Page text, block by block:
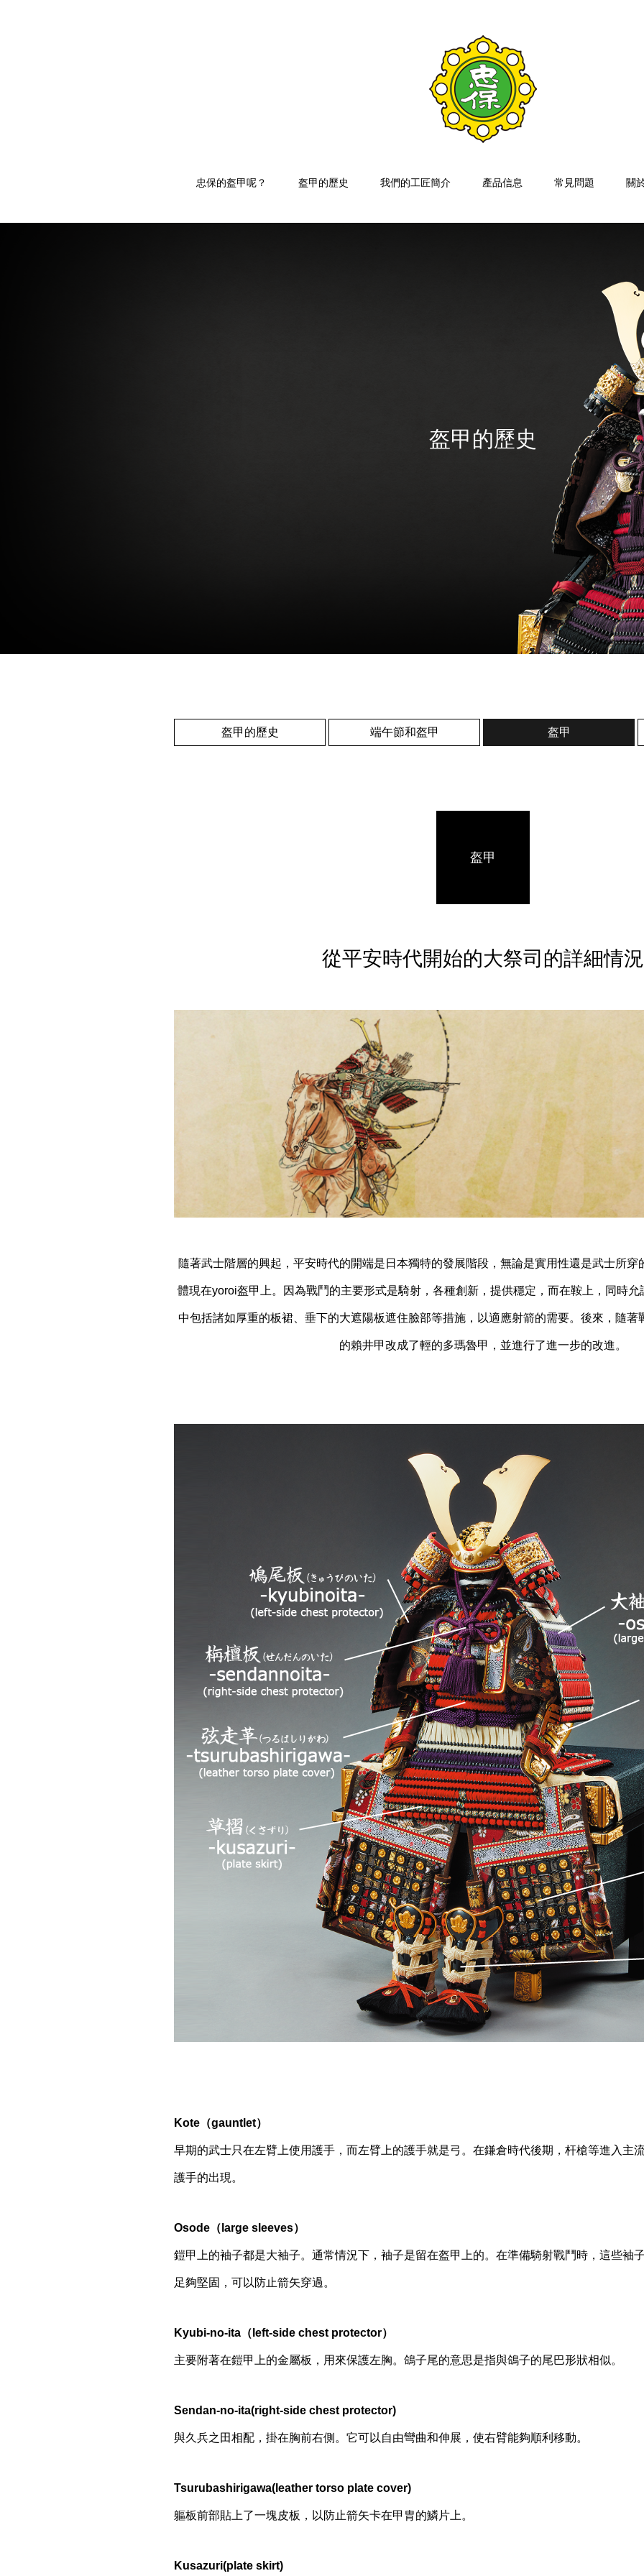
忠保的盔甲呢？ 盔甲的歷史 我們的工匠簡介 產品信息 常見問題 關
盔甲 的歷史
盔甲的歷史 端午節和盔甲 盔甲
盔甲
從平安時代開始的大祭司的詳細情況
隨著武士階層的興起，平安時代的開端是日本獨特的發展階段，無論是實用性還是武士所穿
體現在yoroi盔甲上。因為戰鬥的主要形式是騎射，各種創新，提供穩定，而在鞍上，同時
中包括諸如厚重的板裙、垂下的大遮陽板遮住臉部等措施，以適應射箭的需要。後來，隨著
的賴井甲改成了輕的多瑪魯甲，並進行了進一步的改進。
Kote（gauntlet）
早期的武士只在左臂上使用護手，而左臂上的護手就是弓。在鎌倉時代後期，杆槍等進入主
護手的出現。
Osode（large sleeves）
鎧甲上的袖子都是大袖子。通常情況下，袖子是留在盔甲上的。在準備騎射戰鬥時，這些袖
足夠堅固，可以防止箭矢穿過。
Kyubi-no-ita（left-side chest protector）
主要附著在鎧甲上的金屬板，用來保護左胸。鴿子尾的意思是指與鴿子的尾巴形狀相似。
Sendan-no-ita(right-side chest protector)
與久兵之田相配，掛在胸前右側。它可以自由彎曲和伸展，使右臂能夠順利移動。
Tsurubashirigawa(leather torso plate cover)
軀板前部貼上了一塊皮板，以防止箭矢卡在甲胄的鱗片上。
Kusazuri(plate skirt)